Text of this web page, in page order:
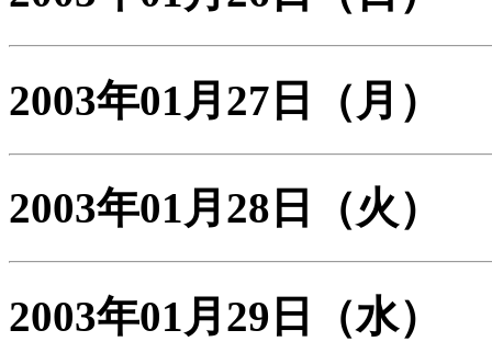
2003年01月27日 （月）
2003年01月28日 （火）
2003年01月29日 （水）